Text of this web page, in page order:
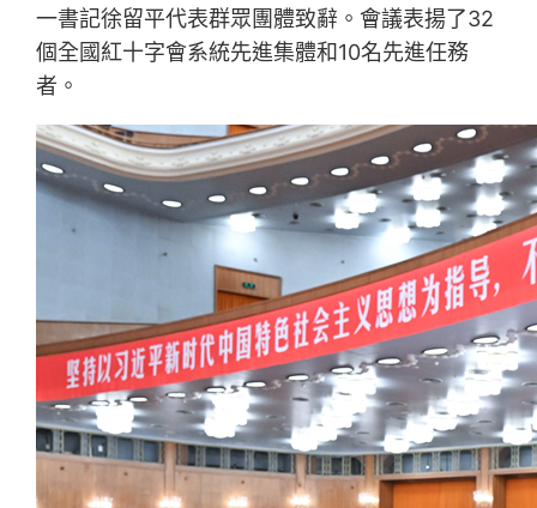
一書記徐留平代表群眾團體致辭。會議表揚了32
個全國紅十字會系統先進集體和10名先進任務
者。